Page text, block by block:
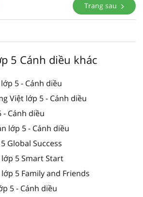
Trang sau
5 Cánh diều khác
5 - Cánh diều
Việt lớp 5 - Cánh diều
- Cánh diều
lớp 5 - Cánh diều
Global Success
lớp 5 Smart Start
5 Family and Friends
5 - Cánh diều